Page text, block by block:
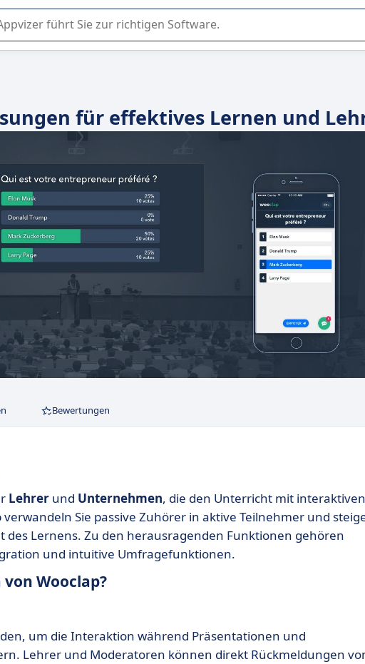
bei der Nutzung oder Auswahl von SaaS-Software in Unternehmen.
für effektives Lernen und
Bewertungen
Lehrer und Unternehmen, die den Unterricht mit interaktiven
Sie passive Zuhörer in aktive Teilnehmer und
des Lernens. Zu den herausragenden Funktionen gehören
und intuitive Umfragefunktionen.
Wooclap?
um die Interaktion während Präsentationen und
Lehrer und Moderatoren können direkt Rückmeldungen